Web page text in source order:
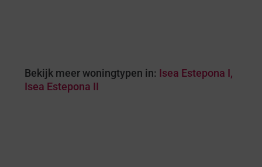
Bekijk meer woningtypen in: Isea Estepona I,
Isea Estepona II